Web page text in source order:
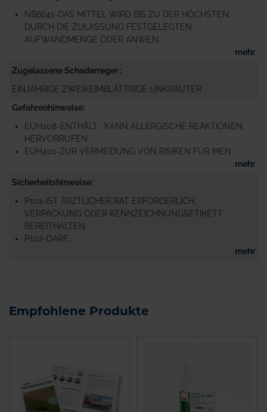
NB6641-DAS MITTEL WIRD BIS ZU DER HÖCHSTEN
DURCH DIE ZULASSUNG FESTGELEGTEN
AUFWANDMENGE ODER ANWEN...
mehr
Zugelassene Schaderreger
EINJÄHRIGE ZWEIKEIMBLÄTTRIGE UNKRÄUTER
Gefahrenhinweise
EUH208-ENTHÄLT . KANN ALLERGISCHE REAKTIONEN
HERVORRUFEN.
EUH401-ZUR VERMEIDUNG VON RISIKEN FÜR MEN...
mehr
Sicherheitshinweise
P101-IST ÄRZTLICHER RAT ERFORDERLICH,
VERPACKUNG ODER KENNZEICHNUNGSETIKETT
BEREITHALTEN.
P102-DARF...
mehr
Empfohlene Produkte